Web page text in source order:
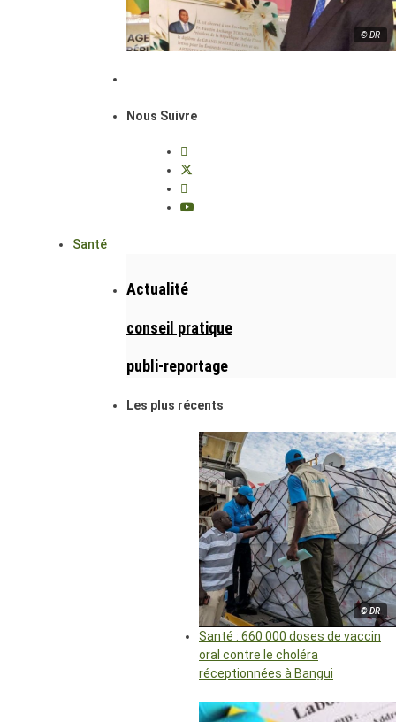
© DR
Nous Suivre
Santé
Actualité
conseil pratique
publi-reportage
Les plus récents
© DR
Santé : 660 000 doses de vaccin
oral contre le choléra
réceptionnées à Bangui